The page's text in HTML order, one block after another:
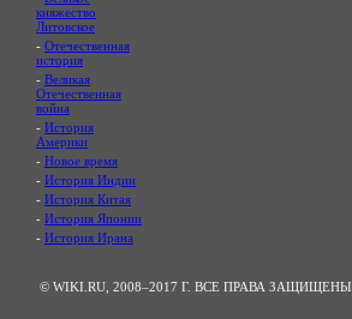
княжество
Литовское
- Отечественная
история
- Великая
Отечественная
война
- История
Америки
- Новое время
- История Индии
- История Китая
- История Японии
- История Ирана
© WIKI.RU, 2008–2017 Г. ВСЕ ПРАВА ЗАЩИЩЕНЫ.